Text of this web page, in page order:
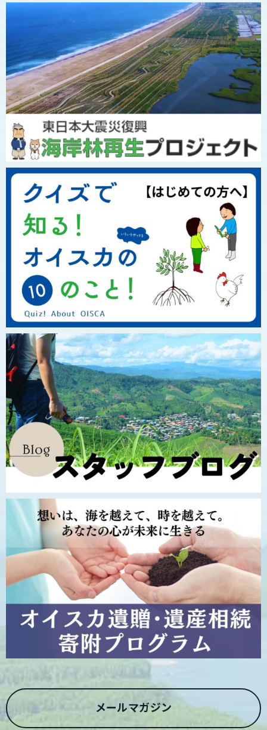
メールマガジン